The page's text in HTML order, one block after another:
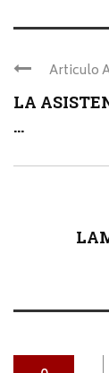
Articulo
LA
...